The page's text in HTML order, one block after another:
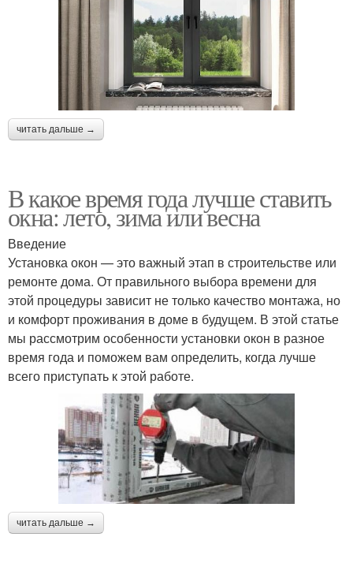
читать дальше →
В какое время года лучше ставить
окна: лето, зима или весна
Введение
Установка окон — это важный этап в строительстве или
ремонте дома. От правильного выбора времени для
этой процедуры зависит не только качество монтажа, но
и комфорт проживания в доме в будущем. В этой статье
мы рассмотрим особенности установки окон в разное
время года и поможем вам определить, когда лучше
всего приступать к этой работе.
читать дальше →